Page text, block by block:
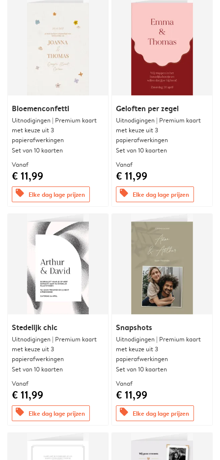
Bloemenconfetti
Uitnodigingen | Premium kaart
met keuze uit 3
papierafwerkingen
Set van 10 kaarten
Vanaf
€ 11,99
offers Elke dag lage prijzen
Geloften per zegel
Uitnodigingen | Premium kaart
met keuze uit 3
papierafwerkingen
Set van 10 kaarten
Vanaf
€ 11,99
offers Elke dag lage prijzen
Stedelijk chic
Uitnodigingen | Premium kaart
met keuze uit 3
papierafwerkingen
Set van 10 kaarten
Vanaf
€ 11,99
offers Elke dag lage prijzen
Snapshots
Uitnodigingen | Premium kaart
met keuze uit 3
papierafwerkingen
Set van 10 kaarten
Vanaf
€ 11,99
offers Elke dag lage prijzen